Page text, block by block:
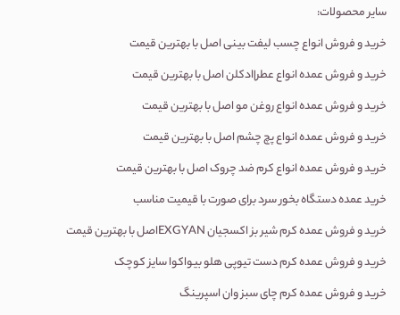
سایر محصولات:
خرید و فروش انواع چسب لیفت بینی اصل با بهترین قیمت
خرید و فروش عمده انواع عطر|ادکلن اصل با بهترین قیمت
خرید و فروش عمده انواع روغن مو اصل با بهترین قیمت
خرید و فروش عمده انواع پچ چشم اصل با بهترین قیمت
خرید و فروش عمده انواع کرم ضد چروک اصل با بهترین قیمت
خرید عمده دستگاه بخور سرد برای صورت با قیمیت مناسب
خرید و فروش عمده کرم شیر بز اکسجیان EXGYANاصل با بهترین قیمت
خرید و فروش عمدهکرم دست تیوپی هلو بیواکوا سایز کوچک
خرید و فروش عمده کرم چای سبز وان اسپرینگ